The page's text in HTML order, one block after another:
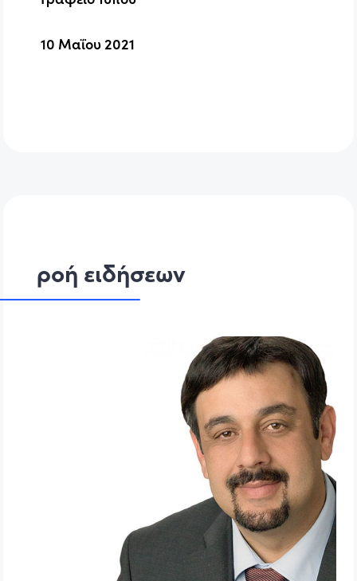
10 Μαΐου 2021
ροή ειδήσεων